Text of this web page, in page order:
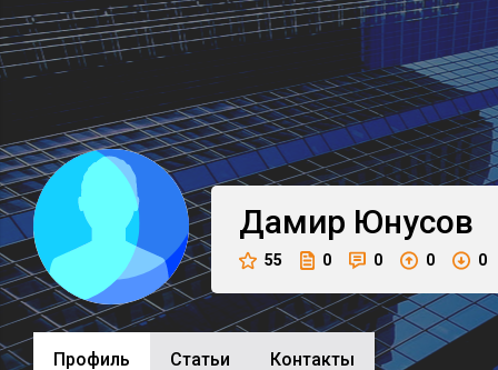
Дамир Юнусов
55 0 0 0 0
Профиль Cтатьи Контакты